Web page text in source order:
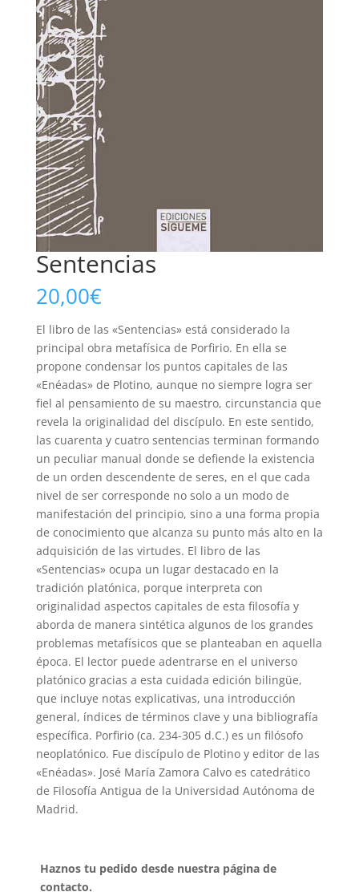
Sentencias
20,00€
El libro de las «Sentencias» está considerado la
principal obra metafísica de Porfirio. En ella se
propone condensar los puntos capitales de las
«Enéadas» de Plotino, aunque no siempre logra ser
fiel al pensamiento de su maestro, circunstancia que
revela la originalidad del discípulo. En este sentido,
las cuarenta y cuatro sentencias terminan formando
un peculiar manual donde se defiende la existencia
de un orden descendente de seres, en el que cada
nivel de ser corresponde no solo a un modo de
manifestación del principio, sino a una forma propia
de conocimiento que alcanza su punto más alto en la
adquisición de las virtudes. El libro de las
«Sentencias» ocupa un lugar destacado en la
tradición platónica, porque interpreta con
originalidad aspectos capitales de esta filosofía y
aborda de manera sintética algunos de los grandes
problemas metafísicos que se planteaban en aquella
época. El lector puede adentrarse en el universo
platónico gracias a esta cuidada edición bilingüe,
que incluye notas explicativas, una introducción
general, índices de términos clave y una bibliografía
específica. Porfirio (ca. 234-305 d.C.) es un filósofo
neoplatónico. Fue discípulo de Plotino y editor de las
«Enéadas». José María Zamora Calvo es catedrático
de Filosofía Antigua de la Universidad Autónoma de
Madrid.
Haznos tu pedido desde nuestra página de
contacto.